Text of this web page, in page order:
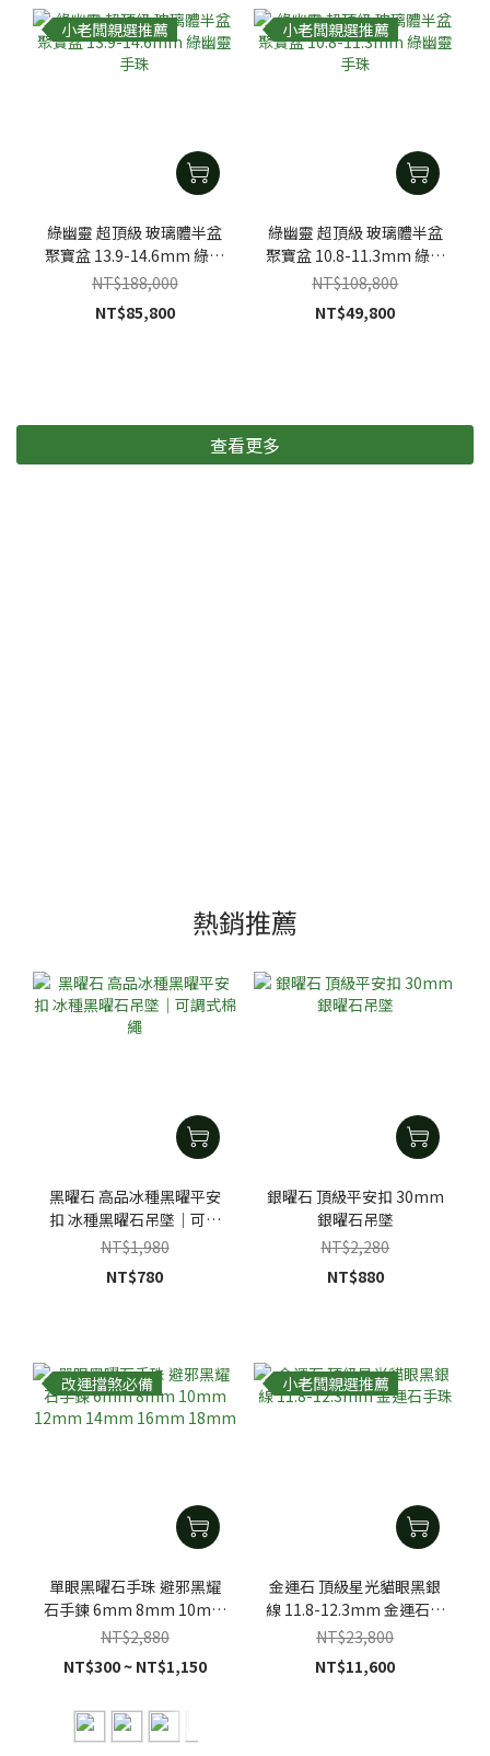
小老闆親選推薦
綠幽靈 超頂級 玻璃體半盆
聚寶盆 13.9-14.6mm 綠幽
靈手珠
NT$188,000
NT$85,800
小老闆親選推薦
綠幽靈 超頂級 玻璃體半盆
聚寶盆 10.8-11.3mm 綠幽
靈手珠
NT$108,800
NT$49,800
查看更多
熱銷推薦
黑曜石 高品冰種黑曜平安
扣 冰種黑曜石吊墜｜可調
式棉繩
NT$1,980
NT$780
銀曜石 頂級平安扣 30mm
銀曜石吊墜
NT$2,280
NT$880
改運擋煞必備
單眼黑曜石手珠 避邪黑耀
石手鍊 6mm 8mm 10mm
12mm 14mm 16mm
NT$2,880
NT$300 ~ NT$1,150
小老闆親選推薦
金運石 頂級星光貓眼黑銀
線 11.8-12.3mm 金運石手
珠
NT$23,800
NT$11,600